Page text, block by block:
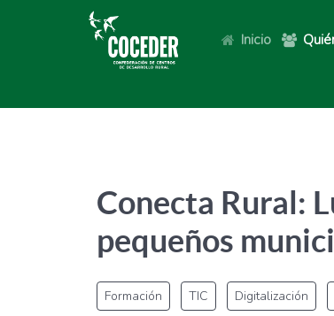
Inicio
Conecta Rural:
pequeños
Formación TIC Digitalización